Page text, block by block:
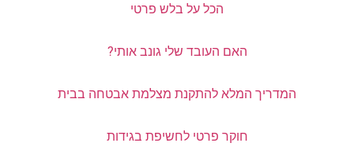
הכל על בלש פרטי
האם העובד שלי גונב אותי?
המדריך המלא להתקנת מצלמת אבטחה בבית
חוקר פרטי לחשיפת בגידות